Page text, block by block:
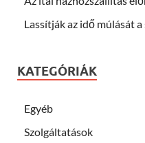
Lassítják az idő múlását
KATEGÓRIÁK
Egyéb
Szolgáltatások